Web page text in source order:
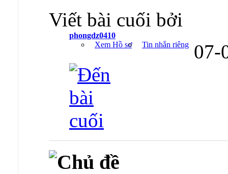
Viết bài cuối bởi
phongdz0410
Xem Hồ sơ
Tin nhắn riêng 07-